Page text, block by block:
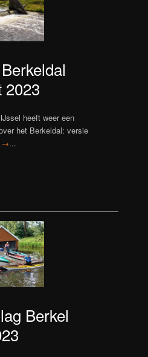
2023
heeft weer een
het Berkeldal: versie
→...
Berkel